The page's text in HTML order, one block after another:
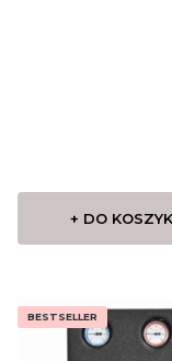
+ DO
BESTSELLER